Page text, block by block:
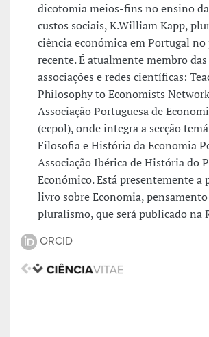
dicotomia meios-fins no ensino
custos sociais, K.William Kapp,
ciência económica em Portugal no
recente. É atualmente membro
associações e redes científicas:
Philosophy to Economists
Associação Portuguesa de
(ecpol), onde integra a secção
Filosofia e História da Economia
Associação Ibérica de História do
Económico. Está presentemente a
livro sobre Economia,
pluralismo, que será publicado na
ORCID